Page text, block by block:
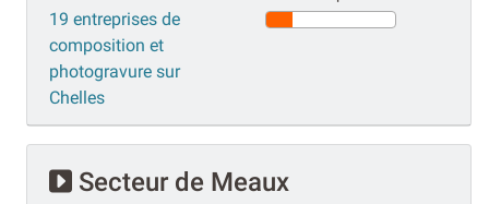
19 entreprises de
composition et
photogravure sur
Chelles
Secteur de Meaux